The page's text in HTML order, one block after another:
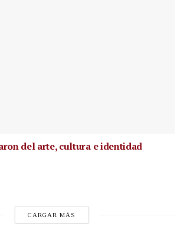
del arte, cultura e identidad
CARGAR MÁS